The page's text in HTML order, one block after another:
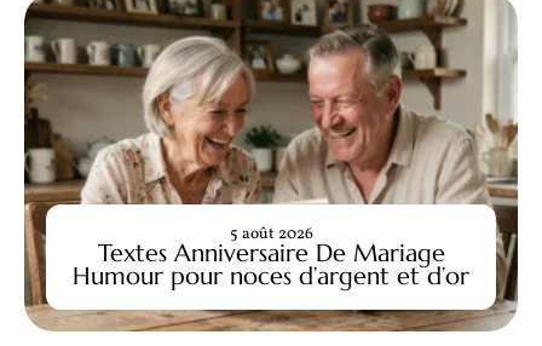
Textes Anniversaire De Mariage
Humour pour noces d’argent et d’or
5 août 2026